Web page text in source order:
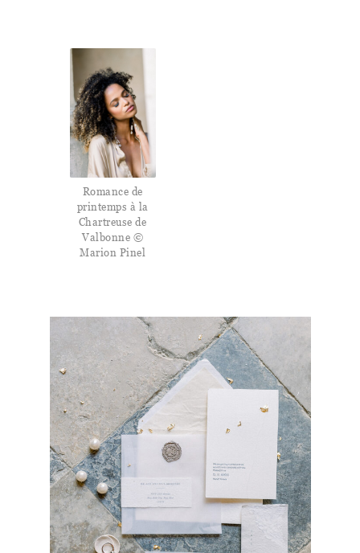
Romance de
printemps à la
Chartreuse de
Valbonne ©
Marion Pinel